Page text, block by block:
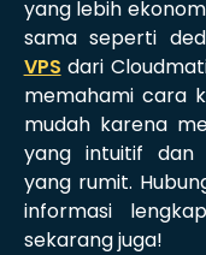
yang lebih
sama seperti
VPS dari
memahami cara
mudah karena
yang intuitif dan
yang rumit.
informasi
sekarang juga!